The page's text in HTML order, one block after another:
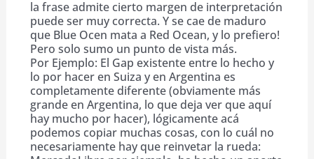
la frase admite cierto margen de interpretación
puede ser muy correcta. Y se cae de maduro
que Blue Ocen mata a Red Ocean, y lo prefiero!
Pero solo sumo un punto de vista más.
Por Ejemplo: El Gap existente entre lo hecho y
lo por hacer en Suiza y en Argentina es
completamente diferente (obviamente más
grande en Argentina, lo que deja ver que aquí
hay mucho por hacer), lógicamente acá
podemos copiar muchas cosas, con lo cuál no
necesariamente hay que reinvetar la rueda: